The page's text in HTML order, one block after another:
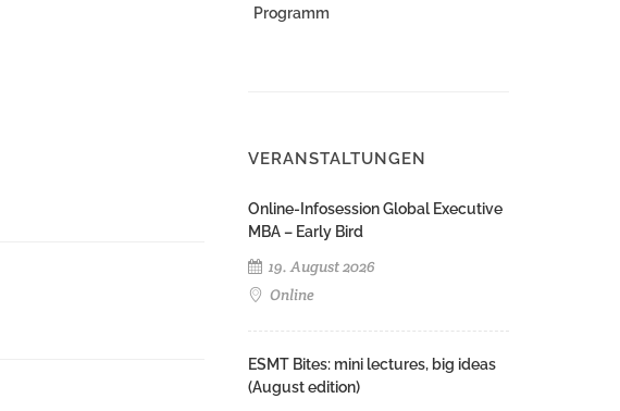
Programm
VERANSTALTUNGEN
Online-Infosession Global Executive
MBA – Early Bird
19. August 2026
Online
ESMT Bites: mini lectures, big ideas
(August edition)